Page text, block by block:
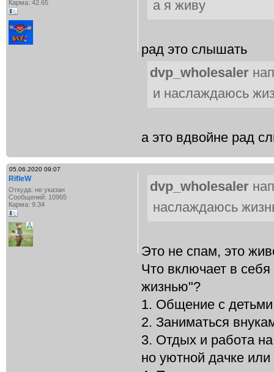
Карма: 42.65
а я живу
рад это слышать
dvp_wholesaler
и наслаждаюсь
а это вдвойне рад
05.06.2020 09:07
RifleW
Откуда: не указан
Сообщений: 10965
Карма: 9.34
dvp_wholesaler
наслаждаюсь
Это не спам, это
Что включает в
жизнью"?
1. Общение с детьми
2. Заниматься
3. Отдых и работа
но уютной дачке или